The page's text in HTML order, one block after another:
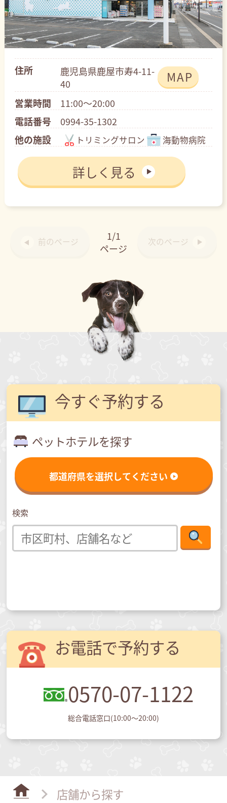
住所
鹿児島県鹿屋市寿4-11-
40
MAP
営業時間
11:00～20:00
電話番号
0994-35-1302
他の施設
トリミングサロン 海動物病院
詳しく見る
前のページ
1/1
ページ
次のページ
今すぐ予約する
ペットホテルを探す
都道府県を選択してください
検索
お電話で予約する
0570-07-1122
総合電話窓口(10:00～20:00)
店舗から探す